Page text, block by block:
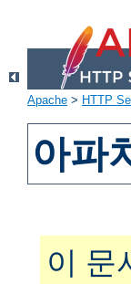
Apache > HTTP
아파
이 문